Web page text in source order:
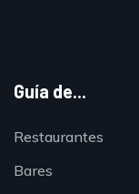
Guía de...
Restaurantes
Bares